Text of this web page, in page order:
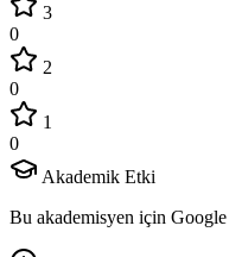
3
0
2
0
1
0
Akademik Etki
Bu akademisyen için Google